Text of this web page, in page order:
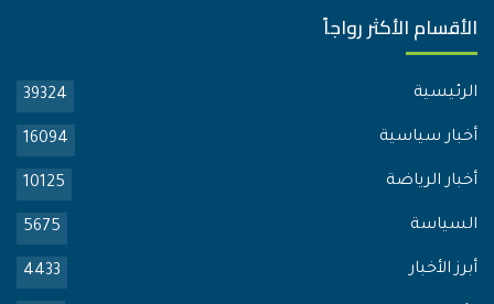
الأقسام الأكثر رواجاً
الرئيسية 39324
أخبار سياسية 16094
أخبار الرياضة 10125
السياسة 5675
أبرز الأخبار 4433